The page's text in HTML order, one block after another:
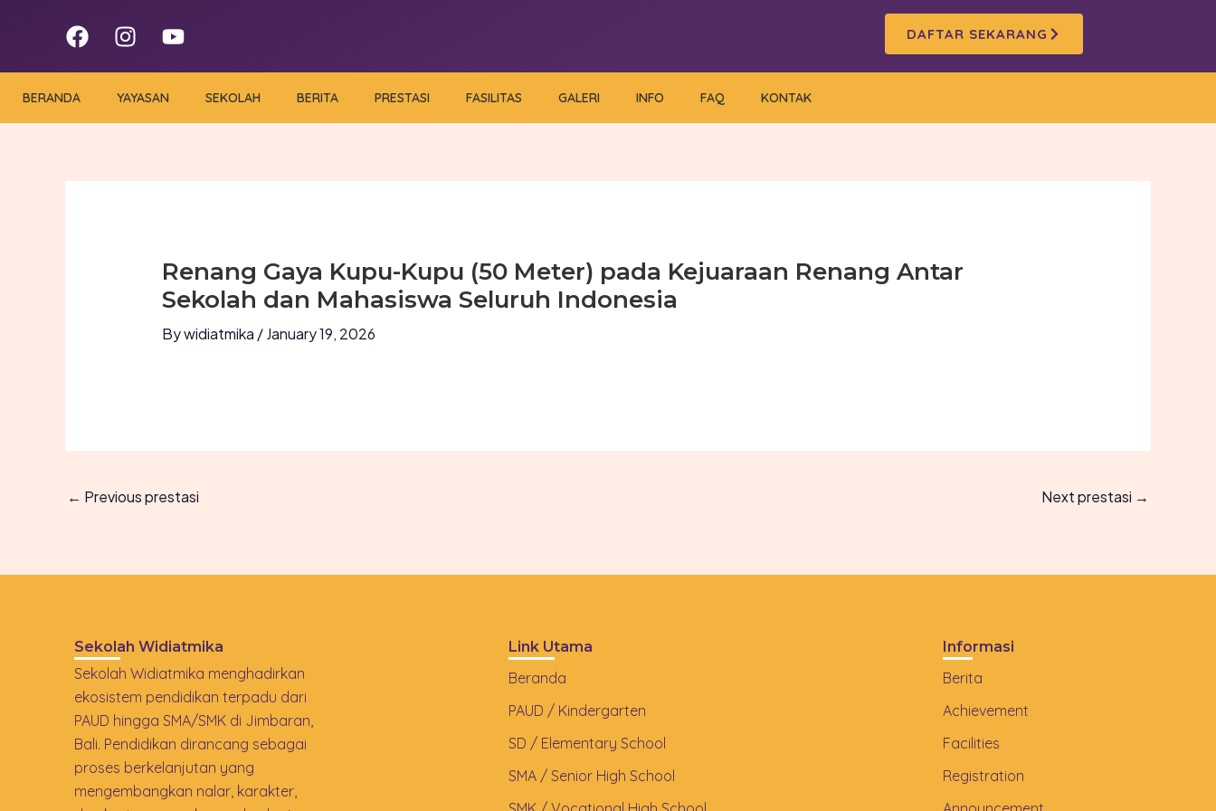
F
a
c
e
k
I
n
s
t
a
Y
o
u
DAFTAR SEKARANG
BERANDA YAYASAN SEKOLAH BERITA PRESTASI FASILITAS GALERI INFO FAQ KONTAK
Renang Gaya Kupu-Kupu (50 Meter) pada Kejuaraan Renang Antar
Sekolah dan Mahasiswa Seluruh Indonesia
Bywidiatmika /January 19, 2026
← Previous prestasi Next prestasi →
Sekolah Widiatmika
Sekolah Widiatmika menghadirkan
ekosistem pendidikan terpadu dari
PAUD hingga SMA/SMK di Jimbaran,
Bali. Pendidikan dirancang sebagai
proses berkelanjutan yang
mengembangkan nalar, karakter,
Link Utama
Beranda
PAUD / Kindergarten
SD / Elementary School
SMA / Senior High School
Informasi
Berita
Achievement
Facilities
Registration